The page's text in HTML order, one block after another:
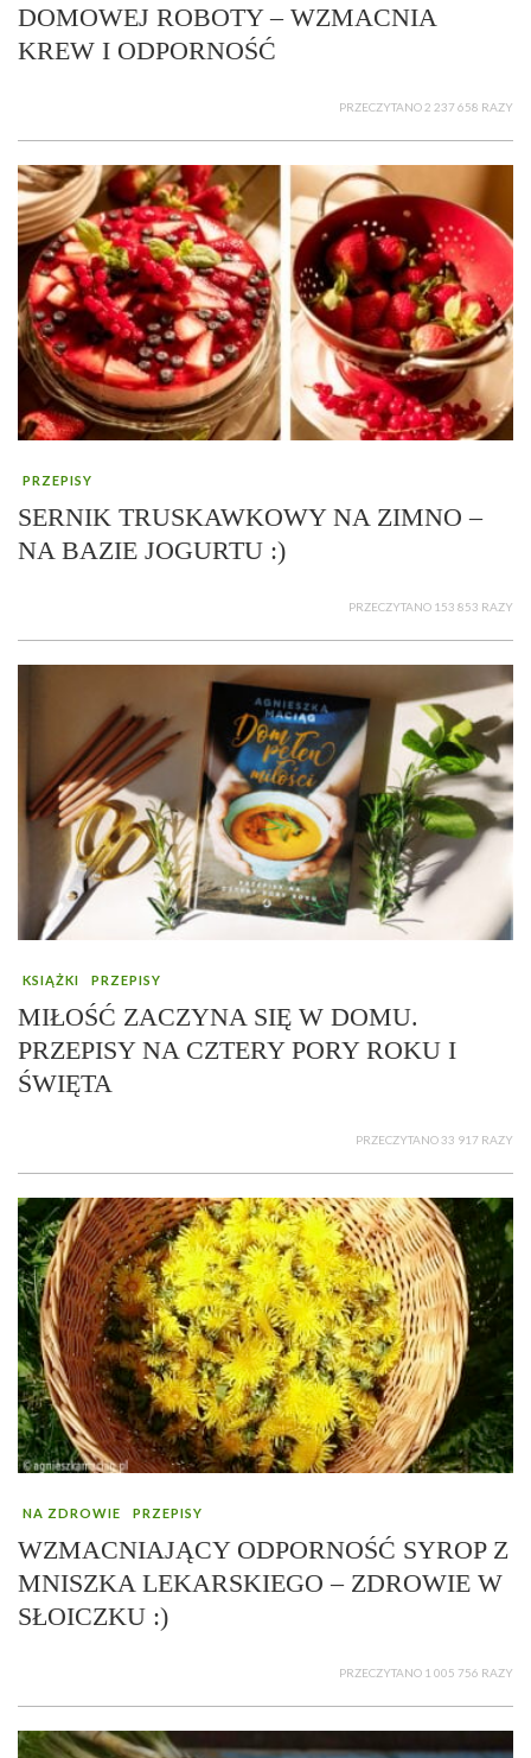
DOMOWEJ ROBOTY – WZMACNIA
KREW I ODPORNOŚĆ
PRZECZYTANO 2 237 658 RAZY
PRZEPISY
SERNIK TRUSKAWKOWY NA ZIMNO –
NA BAZIE JOGURTU :)
PRZECZYTANO 153 853 RAZY
KSIĄŻKI PRZEPISY
MIŁOŚĆ ZACZYNA SIĘ W DOMU.
PRZEPISY NA CZTERY PORY ROKU I
ŚWIĘTA
PRZECZYTANO 33 917 RAZY
NA ZDROWIE PRZEPISY
WZMACNIAJĄCY ODPORNOŚĆ SYROP Z
MNISZKA LEKARSKIEGO – ZDROWIE W
SŁOICZKU :)
PRZECZYTANO 1 005 756 RAZY